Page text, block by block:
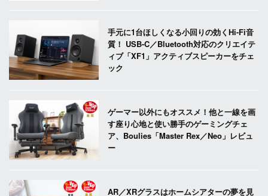
手元に1台ほしくなる小回りの効くHi-Fi音
質！ USB-C／Bluetooth対応のクリエイテ
ィブ「XF1」アクティブスピーカーをチェ
ック
ゲーマー以外にもオススメ！他と一線を画
す座り心地と使い勝手のゲーミングチェ
ア、Boulies「Master Rex／Neo」レビュ
ー
AR／XRグラスはホームシアターの夢を見